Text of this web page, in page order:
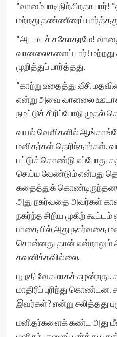
“வானம்பாடி நிற்கிறதா
மற்றது தண்ணீரைப்
“அட மடச் சகோதரமே!
வானலைகளைப் பார்! மற்றது
முறித்துப் பார்த்தது.
“காற்று உதைத்து வீசி
என்று அவை வானலை
நமட்டுச் சிரிப்போடு
வயல் வெளிகளில்
மனிதர்கள் தெரிந்தார்கள்.
பட்டுக் கொண்டு எப்போது
செய்ய வேண்டும் என்பது
கதைத்துக்
அது நகர்வதை அவர்கள்
நகர்ந்த சிறிய முகிற்
பாதையில் அது நகர்வதை
சொன்னது தான்
கவனிக்கவில்லை.
புழுதி வேகமாகச்
மாதிரிப் புரிந்து
இவர்கள்? என்று சலித்தது
மனிதர்களைக் கண்ட அது